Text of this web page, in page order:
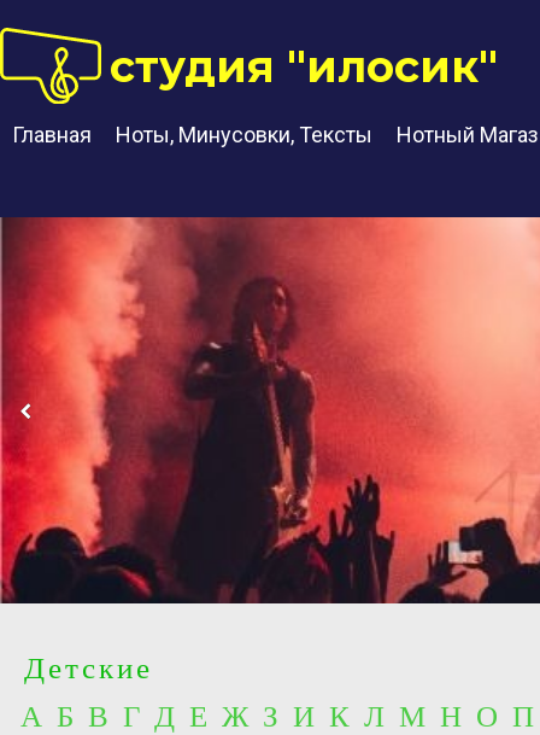
Главная Ноты, Минусовки, Тексты Нотный
студия "илосик"
А Б В Г Д Е Ж З И К Л М Н О
Детские